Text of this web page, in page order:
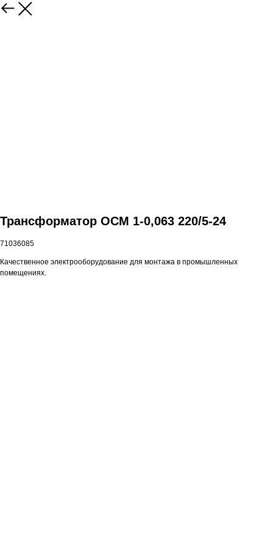
Трансформатор ОСМ 1-0,063 220/5-24
71036085
Качественное электрооборудование для монтажа в промышленных
помещениях.